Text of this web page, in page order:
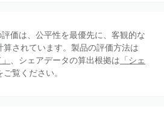
価は、公平性を最優先に、客観的な
算されています。製品の評価方法は
、シェアデータの算出根拠は 「シェ
ご覧ください。